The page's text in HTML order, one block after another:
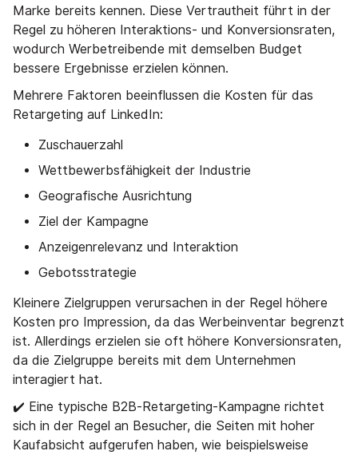
Marke bereits kennen. Diese Vertrautheit führt in der
Regel zu höheren Interaktions- und Konversionsraten,
wodurch Werbetreibende mit demselben Budget
bessere Ergebnisse erzielen können.
Mehrere Faktoren beeinflussen die Kosten für das
Retargeting auf LinkedIn:
Zuschauerzahl
Wettbewerbsfähigkeit der Industrie
Geografische Ausrichtung
Ziel der Kampagne
Anzeigenrelevanz und Interaktion
Gebotsstrategie
Kleinere Zielgruppen verursachen in der Regel höhere
Kosten pro Impression, da das Werbeinventar begrenzt
ist. Allerdings erzielen sie oft höhere Konversionsraten,
da die Zielgruppe bereits mit dem Unternehmen
interagiert hat.
✔️ Eine typische B2B-Retargeting-Kampagne richtet
sich in der Regel an Besucher, die Seiten mit hoher
Kaufabsicht aufgerufen haben, wie beispielsweise